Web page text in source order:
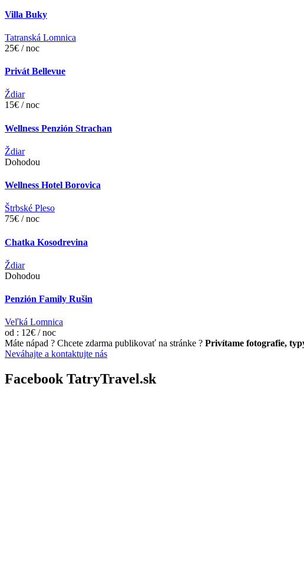
Villa Buky
Tatranská Lomnica
25€ / noc
Privát Bellevue
Ždiar
15€ / noc
Wellness Penzión Strachan
Ždiar
Dohodou
Wellness Hotel Borovica
Štrbské Pleso
75€ / noc
Chatka Kosodrevina
Ždiar
Dohodou
Penzión Family Rušin
Veľká Lomnica
od : 12€ / noc
Máte nápad ? Chcete zdarma publikovať na stránke ? Privítame fotografie,
Neváhajte a kontaktujte nás
Facebook TatryTravel.sk